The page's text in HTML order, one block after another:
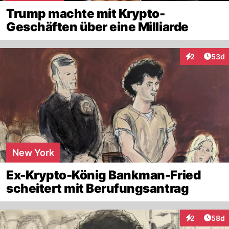
Trump machte mit Krypto-
Geschäften über eine Milliarde
2
Interaktionen
53d
New York
Ex-Krypto-König Bankman-Fried
scheitert mit Berufungsantrag
2
Interaktionen
58d